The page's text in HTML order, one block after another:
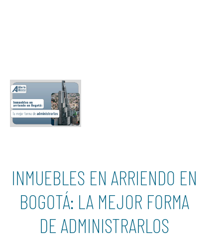
INMUEBLES EN ARRIENDO EN
BOGOTÁ: LA MEJOR FORMA
DE ADMINISTRARLOS